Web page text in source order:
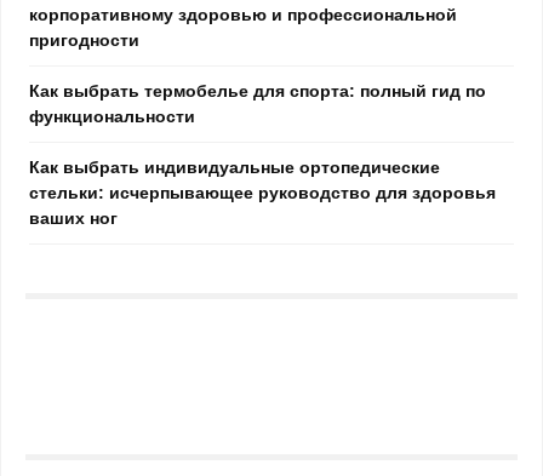
корпоративному здоровью и профессиональной
пригодности
Как выбрать термобелье для спорта: полный гид по
функциональности
Как выбрать индивидуальные ортопедические
стельки: исчерпывающее руководство для здоровья
ваших ног